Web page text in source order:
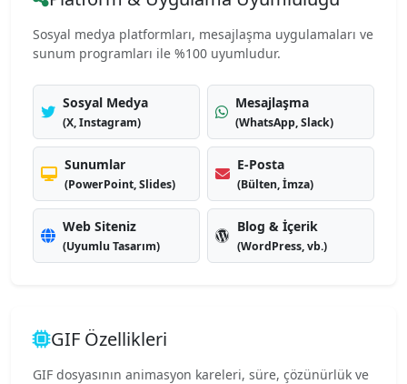
Sosyal medya platformları, mesajlaşma uygulamaları ve
sunum programları ile %100 uyumludur.
Sosyal Medya
(X, Instagram)
Mesajlaşma
(WhatsApp, Slack)
Sunumlar
(PowerPoint, Slides)
E-Posta
(Bülten, İmza)
Web Siteniz
(Uyumlu Tasarım)
Blog & İçerik
(WordPress, vb.)
GIF Özellikleri
GIF dosyasının animasyon kareleri, süre, çözünürlük ve